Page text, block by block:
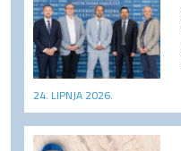
24. LIPNJA 2026.